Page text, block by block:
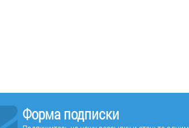
Форма подписки